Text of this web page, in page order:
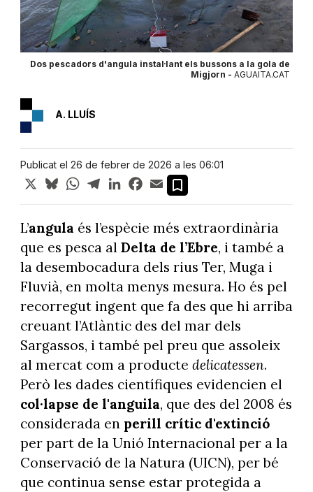
Dos pescadors d'angula instal·lant els bussons a la gola de
Migjorn - AGUAITA.CAT
A. LLUÍS
Publicat el 26 de febrer de 2026 a les 06:01
X BlueskyWhatsApp
TelegramLinkedInFacebook
Email
L’angula és l’espècie més extraordinària
que es pesca al Delta de l’Ebre, i també a
la desembocadura dels rius Ter, Muga i
Fluvià, en molta menys mesura. Ho és pel
recorregut ingent que fa des que hi arriba
creuant l’Atlàntic des del mar dels
Sargassos, i també pel preu que assoleix
al mercat com a producte delicatessen.
Però les dades científiques evidencien el
col·lapse de l'anguila, que des del 2008 és
considerada en perill crític d'extinció
per part de la Unió Internacional per a la
Conservació de la Natura (UICN), per bé
que continua sense estar protegida a